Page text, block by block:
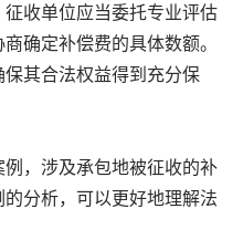
收单位应当委托专业评估
确定补偿费的具体数额。
其合法权益得到充分保
，涉及承包地被征收的补
分析，可以更好地理解法